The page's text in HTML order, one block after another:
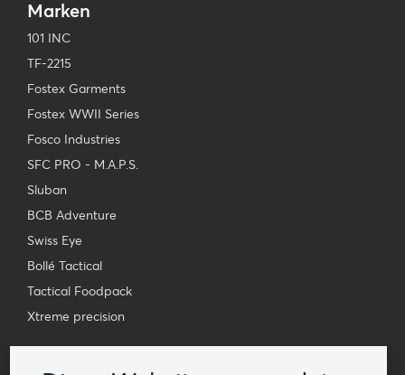
Marken
101 INC
TF-2215
Fostex Garments
Fostex WWII Series
Fosco Industries
SFC PRO - M.A.P.S.
Sluban
BCB Adventure
Swiss Eye
Bollé Tactical
Tactical Foodpack
Xtreme precision